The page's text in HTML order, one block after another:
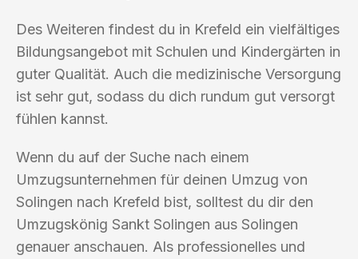
Des Weiteren findest du in Krefeld ein vielfältiges
Bildungsangebot mit Schulen und Kindergärten in
guter Qualität. Auch die medizinische Versorgung
ist sehr gut, sodass du dich rundum gut versorgt
fühlen kannst.
Wenn du auf der Suche nach einem
Umzugsunternehmen für deinen Umzug von
Solingen nach Krefeld bist, solltest du dir den
Umzugskönig Sankt Solingen aus Solingen
genauer anschauen. Als professionelles und